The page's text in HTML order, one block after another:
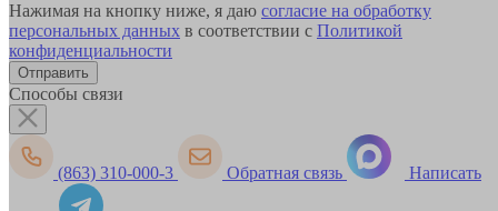
Нажимая на кнопку ниже, я даю согласие на обработку
персональных данных в соответствии с Политикой
конфиденциальности
Способы связи
(863) 310-000-3 Обратная связь Написать